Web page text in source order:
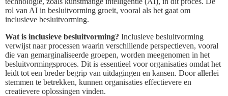
rol van AI in besluitvorming groeit, vooral als het gaat om
inclusieve besluitvorming.
Wat is inclusieve besluitvorming? Inclusieve besluitvorming
verwijst naar processen waarin verschillende perspectieven, vooral
die van gemarginaliseerde groepen, worden meegenomen in het
besluitvormingsproces. Dit is essentieel voor organisaties omdat het
leidt tot een breder begrip van uitdagingen en kansen. Door allerlei
stemmen te betrekken, kunnen organisaties effectievere en
creatievere oplossingen vinden.